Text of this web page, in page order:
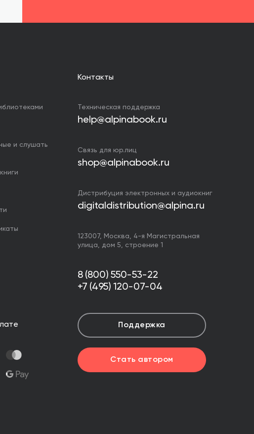
и слушать
Контакты
Техническая поддержка
help@alpinabook.ru
Связь для юр.лиц
shop@alpinabook.ru
Дистрибуция электронных и аудиокниг
digitaldistribution@alpina.ru
123007, Москва, 4-я Магистральная
улица, дом 5, строение 1
8 (800) 550-53-22
+7 (495) 120-07-04
Поддержка
Стать автором